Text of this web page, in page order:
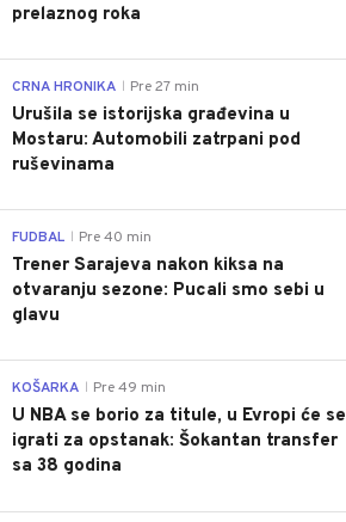
prelaznog roka
CRNA HRONIKA Pre 27 min
Urušila se istorijska građevina u
Mostaru: Automobili zatrpani pod
ruševinama
FUDBAL Pre 40 min
Trener Sarajeva nakon kiksa na
otvaranju sezone: Pucali smo sebi u
glavu
KOŠARKA Pre 49 min
U NBA se borio za titule, u Evropi će se
igrati za opstanak: Šokantan transfer
sa 38 godina